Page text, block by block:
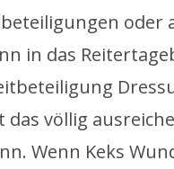
oder
in das
völlig
Wenn Keks